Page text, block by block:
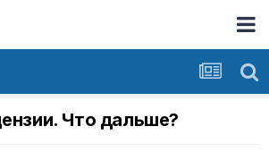
Что дальше?